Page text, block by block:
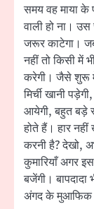
समय वह माया के
वाली हो ना।
जरूर काटेगा।
नहीं तो किसी में
करेगी। जैसे शुरू में
मिर्ची खानी
आयेगी, बहुत बड़े
होते हैं। हार
करनी है? देखो,
कुमारियाँ अगर
बजेंगी।
अंगद के मुआफिक